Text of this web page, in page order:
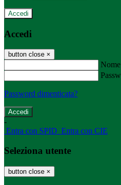
Accedi
Accedi
button close ×
Password dimenticata?
-
Entra con SPID Entra con CIE
Seleziona utente
button close ×